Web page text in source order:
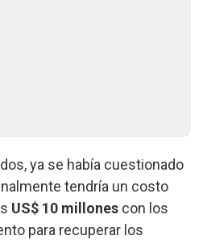
ya se había cuestionado
tendría un costo
US$ 10 millones con los
para recuperar los